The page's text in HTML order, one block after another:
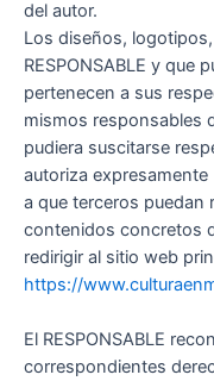
del autor.
Los diseños,
RESPONSABLE y que
pertenecen a sus
mismos responsables
pudiera suscitarse
autoriza expresamente
a que terceros puedan
contenidos concretos
redirigir al sitio web
https://
El RESPONSABLE
correspondientes